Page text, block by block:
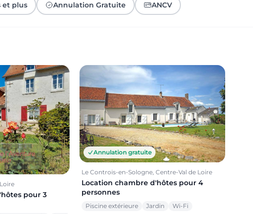
et plus Annulation Gratuite ANCV
pour 3
Annulation gratuite
Le Controis-en-Sologne, Centre-Val de Loire
Location chambre d'hôtes pour 4
personnes
Piscine extérieure Jardin Wi-Fi